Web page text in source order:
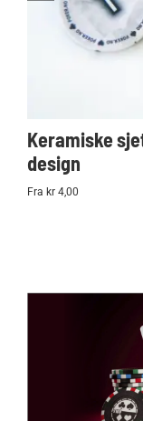
Keramiske
design
Fra kr 4,00